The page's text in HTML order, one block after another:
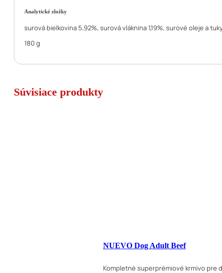
Analytické zložky
surová bielkovina 5,92%, surová vláknina 1,19%, surové oleje a
180 g
Súvisiace produkty
NUEVO Dog Adult Beef
Kompletné superprémiové krmivo pre